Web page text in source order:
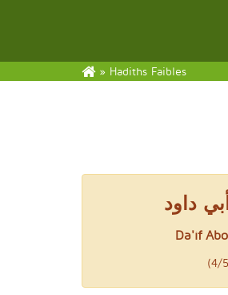
» Hadiths Faibles
داود
Da'if
(4/